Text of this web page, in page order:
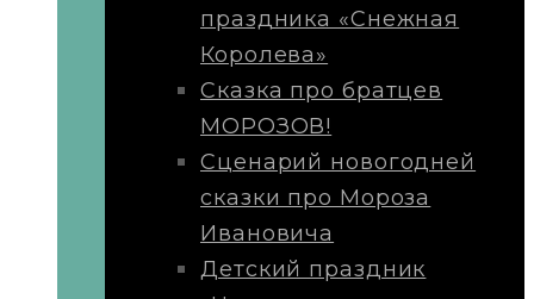
праздника «Снежная
Королева»
Сказка про братцев
МОРОЗОВ!
Сценарий новогодней
сказки про Мороза
Ивановича
Детский праздник